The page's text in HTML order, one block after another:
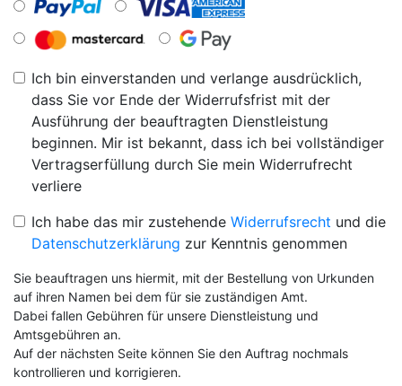
Ich bin einverstanden und verlange ausdrücklich,
dass Sie vor Ende der Widerrufsfrist mit der
Ausführung der beauftragten Dienstleistung
beginnen. Mir ist bekannt, dass ich bei vollständiger
Vertragserfüllung durch Sie mein Widerrufrecht
verliere
Ich habe das mir zustehende Widerrufsrecht und die
Datenschutzerklärung zur Kenntnis genommen
Sie beauftragen uns hiermit, mit der Bestellung von Urkunden
auf ihren Namen bei dem für sie zuständigen Amt.
Dabei fallen Gebühren für unsere Dienstleistung und
Amtsgebühren an.
Auf der nächsten Seite können Sie den Auftrag nochmals
kontrollieren und korrigieren.